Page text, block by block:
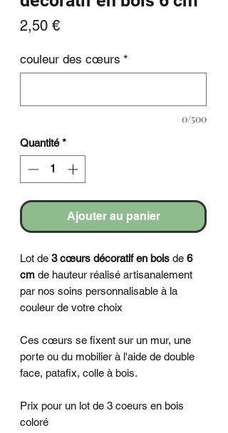
2,50 €Prix
couleur des cœurs *
0/500
Quantité *
Ajouter au panier
Lot de 3 cœurs décoratif en bois de 6
cm de hauteur réalisé artisanalement
par nos soins personnalisable à la
couleur de votre choix
Ces cœurs se fixent sur un mur, une
porte ou du mobilier à l'aide de double
face, patafix, colle à bois.
Prix pour un lot de 3 coeurs en bois
coloré